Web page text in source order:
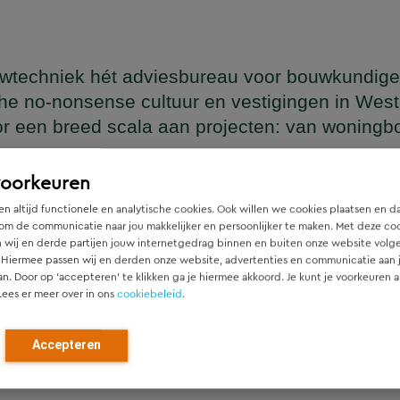
altijd functionele en analytische cookies. Ook willen we cookies plaatsen en
de communicatie naar jou makkelijker en persoonlijker te maken. Met deze
wij en derde partijen jouw internetgedrag binnen en buiten onze website
passen wij en derden onze website, advertenties en communicatie aan
Door op ‘accepteren’ te klikken ga je hiermee akkoord. Je kunt je voorkeuren
er meer over in onscookiebeleid.
Accepteren
hét adviesbureau voor bouwkundige
no-nonsense cultuur en vestigingen in
een breed scala aan projecten: van
die naadloos aansluit op het architectonische ontwerp,
en denken vanaf het eerste moment actief mee met alle
als constructeur zo vroeg mogelijk in de ontwerpfase
constructies — voor zowel nieuwbouw als